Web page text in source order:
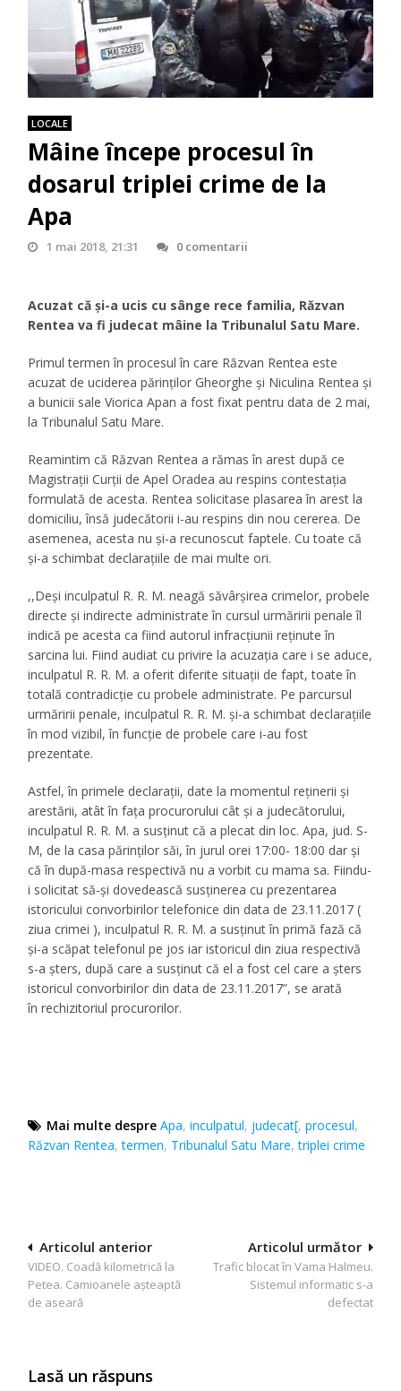
LOCALE
Mâine începe procesul în
dosarul triplei crime de la
Apa
1 mai 2018, 21:31 0 comentarii
Acuzat că și-a ucis cu sânge rece familia, Răzvan
Rentea va fi judecat mâine la Tribunalul Satu Mare.
Primul termen în procesul în care Răzvan Rentea este
acuzat de uciderea părinților Gheorghe și Niculina Rentea și
a bunicii sale Viorica Apan a fost fixat pentru data de 2 mai,
la Tribunalul Satu Mare.
Reamintim că Răzvan Rentea a rămas în arest după ce
Magistrații Curții de Apel Oradea au respins contestația
formulată de acesta. Rentea solicitase plasarea în arest la
domiciliu, însă judecătorii i-au respins din nou cererea. De
asemenea, acesta nu și-a recunoscut faptele. Cu toate că
și-a schimbat declarațiile de mai multe ori.
,,Deşi inculpatul R. R. M. neagă săvârşirea crimelor, probele
directe şi indirecte administrate în cursul urmăririi penale îl
indică pe acesta ca fiind autorul infracţiunii reţinute în
sarcina lui. Fiind audiat cu privire la acuzaţia care i se aduce,
inculpatul R. R. M. a oferit diferite situaţii de fapt, toate în
totală contradicţie cu probele administrate. Pe parcursul
urmăririi penale, inculpatul R. R. M. şi-a schimbat declaraţiile
în mod vizibil, în funcţie de probele care i-au fost
prezentate.
Astfel, în primele declaraţii, date la momentul reţinerii şi
arestării, atât în faţa procurorului cât şi a judecătorului,
inculpatul R. R. M. a susţinut că a plecat din loc. Apa, jud. S-
M, de la casa părinţilor săi, în jurul orei 17:00- 18:00 dar şi
că în după-masa respectivă nu a vorbit cu mama sa. Fiindu-
i solicitat să-şi dovedească susţinerea cu prezentarea
istoricului convorbirilor telefonice din data de 23.11.2017 (
ziua crimei ), inculpatul R. R. M. a susţinut în primă fază că
şi-a scăpat telefonul pe jos iar istoricul din ziua respectivă
s-a şters, după care a susţinut că el a fost cel care a şters
istoricul convorbirilor din data de 23.11.2017”, se arată
în rechizitoriul procurorilor.
Mai multe despre Apa,inculpatul, judecat[,procesul,
Răzvan Rentea,termen, Tribunalul Satu Mare,triplei crime
Navigare
în
articole
Articolul următor
Trafic blocat în Vama Halmeu.
Sistemul informatic s-a
defectat
Articolul anterior
VIDEO. Coadă kilometrică la
Petea. Camioanele așteaptă
de aseară
Lasă un răspuns